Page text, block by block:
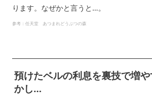
ります。なぜかと言うと…。
参考：任天堂 あつまれどうぶつの森
預けたベルの利息を裏技で増
かし…